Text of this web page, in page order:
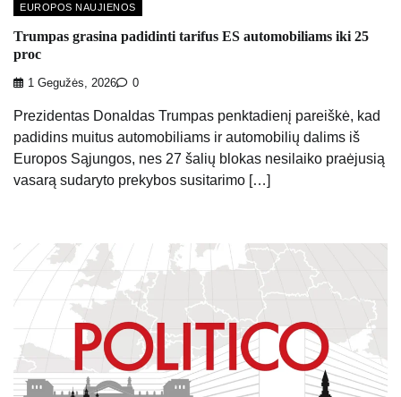
EUROPOS NAUJIENOS
Trumpas grasina padidinti tarifus ES automobiliams iki 25
proc
1 Gegužės, 2026 0
Prezidentas Donaldas Trumpas penktadienį pareiškė, kad
padidins muitus automobiliams ir automobilių dalims iš
Europos Sąjungos, nes 27 šalių blokas nesilaiko praėjusią
vasarą sudaryto prekybos susitarimo […]